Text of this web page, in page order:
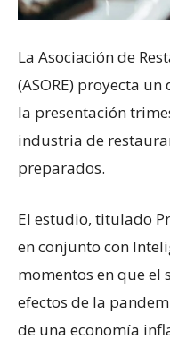
La Asociación de
(ASORE) proyecta
la presentación
industria de
preparados.
El estudio, titulado
en conjunto con
momentos en que el
efectos de la
de una economía